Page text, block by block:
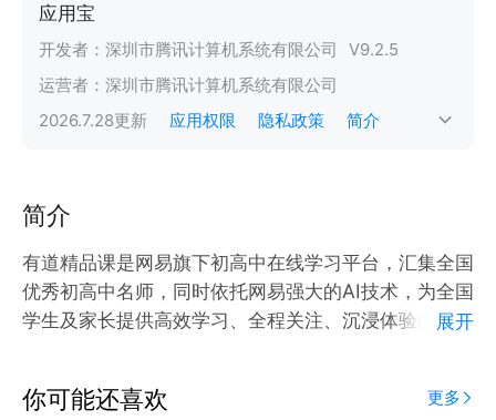
应用宝
开发者： 深圳市腾讯计算机系统有限公司 V9.2.5
运营者： 深圳市腾讯计算机系统有限公司
2026.7.28更新 应用权限 隐私政策 简介
简介
有道精品课是网易旗下初高中在线学习平台，汇集全国
优秀初高中名师，同时依托网易强大的AI技术，为全国
学生及家长提供高效学习、全程关注、沉浸体验的提升
【汇集全国优秀初高中名师】
展开
你可能还喜欢 更多